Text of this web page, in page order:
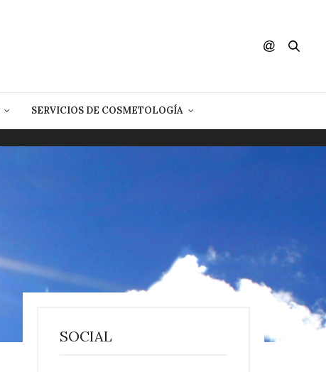
SERVICIOS DE COSMETOLOGÍA
SOCIAL